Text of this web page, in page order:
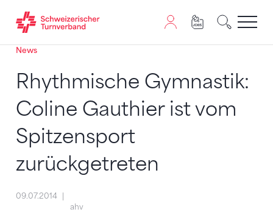
Zum Inhalt springen
Zur Sitemap navigieren
Zum Navigieren dieser Seite wird JavaScript benötigt.
News
Rhythmische Gymnastik:
Coline Gauthier ist vom
Spitzensport
zurückgetreten
09.07.2014
ahv